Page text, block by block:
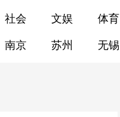
社会 文娱 体育
南京 苏州 无锡